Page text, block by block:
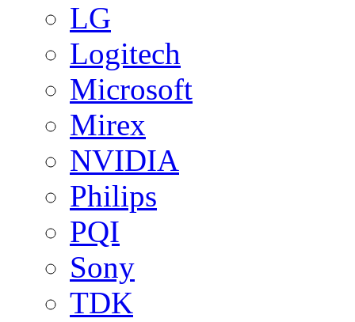
LG
Logitech
Microsoft
Mirex
NVIDIA
Philips
PQI
Sony
TDK